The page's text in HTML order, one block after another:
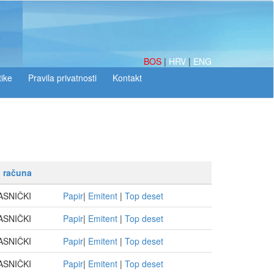
BOS | HRV | ENG
računa
Papir| Emitent | Top deset
Papir| Emitent | Top deset
Papir| Emitent | Top deset
Papir| Emitent | Top deset